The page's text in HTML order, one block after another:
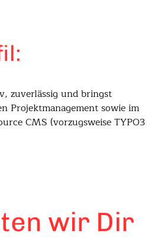
zuverlässig und bringst
Projektmanagement sowie im
CMS (vorzugsweise TYPO3
wir Dir